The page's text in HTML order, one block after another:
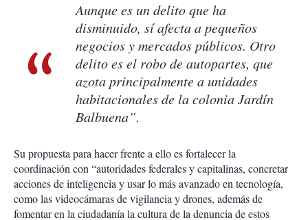
Aunque es un delito que ha
disminuido, sí afecta a pequeños
negocios y mercados públicos. Otro
delito es el robo de autopartes, que
azota principalmente a unidades
habitacionales de la colonia Jardín
Balbuena”.
Su propuesta para hacer frente a ello es fortalecer la
coordinación con “autoridades federales y capitalinas, concretar
acciones de inteligencia y usar lo más avanzado en tecnología,
como las videocámaras de vigilancia y drones, además de
fomentar en la ciudadanía la cultura de la denuncia de estos